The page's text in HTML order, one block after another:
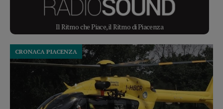
Il Ritmo che Piace, il Ritmo di Piacenza
CRONACA PIACENZA